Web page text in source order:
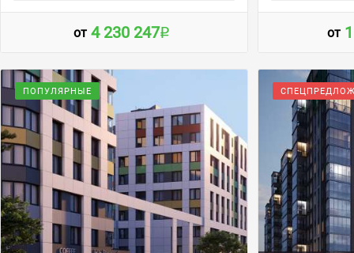
от 4 230 247 от
ПОПУЛЯРНЫЕ